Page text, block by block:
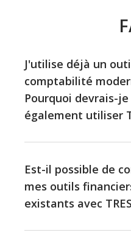
J'utilise déjà un
comptabilité
Pourquoi devrais-je
également utiliser
disciplines différentes :
consiste à examiner les
TRESIO vous permet de
entreprise de façon
Est-il possible de
mes outils
existants avec